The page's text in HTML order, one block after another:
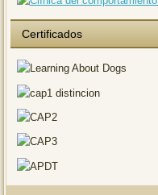
Certificados